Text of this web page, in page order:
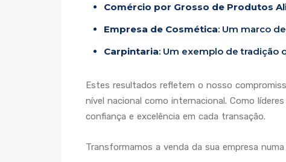
Comércio por Grosso de Produtos
Empresa de Cosmética: Um marco
Carpintaria: Um exemplo de tradição
Estes resultados refletem o nosso
nível nacional como internacional. Como
confiança e excelência em cada transação.
Transformamos a venda da sua empresa